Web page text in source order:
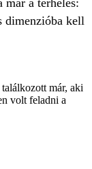
már a terhelés:
dimenzióba kell
már, aki
volt feladni a